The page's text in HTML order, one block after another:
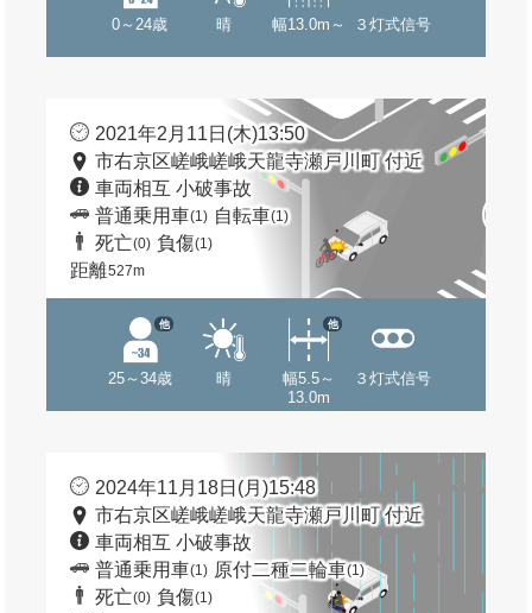
0～24歳 晴 幅13.0m～ ３灯式信号
2021年2月11日(木)13:50
市右京区嵯峨嵯峨天龍寺瀬戸川町 付近
車両相互 小破事故
普通乗用車(1) 自転車(1)
死亡(0) 負傷(1)
距離527m
25～34歳
他
晴
幅5.5～
13.0m
他
３灯式信号
2024年11月18日(月)15:48
市右京区嵯峨嵯峨天龍寺瀬戸川町 付近
車両相互 小破事故
普通乗用車(1) 原付二種二輪車(1)
死亡(0) 負傷(1)